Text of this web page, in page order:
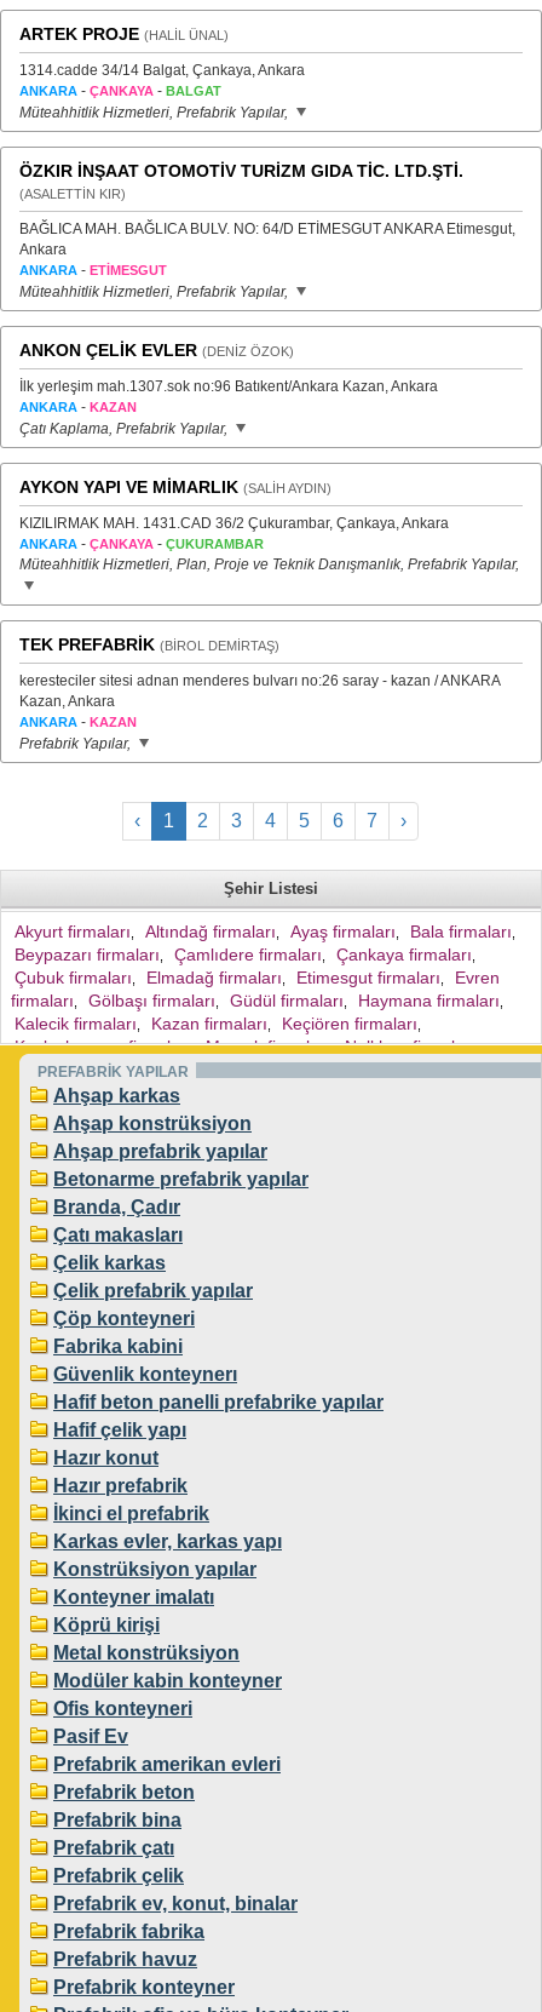
ARTEK PROJE (HALİL ÜNAL)
1314.cadde 34/14 Balgat, Çankaya, Ankara
ANKARA - ÇANKAYA - BALGAT
Müteahhitlik Hizmetleri, Prefabrik Yapılar,
ÖZKIR İNŞAAT OTOMOTİV TURİZM GIDA TİC. LTD.ŞTİ.
(ASALETTİN KIR)
BAĞLICA MAH. BAĞLICA BULV. NO: 64/D ETİMESGUT ANKARA Etimesgut,
Ankara
ANKARA - ETİMESGUT
Müteahhitlik Hizmetleri, Prefabrik Yapılar,
ANKON ÇELİK EVLER (DENİZ ÖZOK)
İlk yerleşim mah.1307.sok no:96 Batıkent/Ankara Kazan, Ankara
ANKARA - KAZAN
Çatı Kaplama, Prefabrik Yapılar,
AYKON YAPI VE MİMARLIK (SALİH AYDIN)
KIZILIRMAK MAH. 1431.CAD 36/2 Çukurambar, Çankaya, Ankara
ANKARA - ÇANKAYA - ÇUKURAMBAR
Müteahhitlik Hizmetleri, Plan, Proje ve Teknik Danışmanlık, Prefabrik Yapılar,
TEK PREFABRİK (BİROL DEMİRTAŞ)
keresteciler sitesi adnan menderes bulvarı no:26 saray - kazan / ANKARA
Kazan, Ankara
ANKARA - KAZAN
Prefabrik Yapılar,
‹ 1 2 3 4 5 6 7 ›
Şehir Listesi
Akyurt firmaları Altındağ firmaları Ayaş firmaları Bala firmaları
Beypazarı firmaları Çamlıdere firmaları Çankaya firmaları
Çubuk firmaları Elmadağ firmaları Etimesgut firmaları
Evren
firmaları
Gölbaşı firmaları Güdül firmaları Haymana firmaları
Kalecik firmaları Kazan firmaları Keçiören firmaları
Kızılcahamam firmaları, Mamak firmaları, Nallıhan firmaları,
Polatlı firmaları, Sincan firmaları
Yenimahalle firmaları,
PREFABRİK YAPILAR
Ahşap karkas
Ahşap konstrüksiyon
Ahşap prefabrik yapılar
Betonarme prefabrik yapılar
Branda, Çadır
Çatı makasları
Çelik karkas
Çelik prefabrik yapılar
Çöp konteyneri
Fabrika kabini
Güvenlik konteynerı
Hafif beton panelli prefabrike yapılar
Hafif çelik yapı
Hazır konut
Hazır prefabrik
İkinci el prefabrik
Karkas evler, karkas yapı
Konstrüksiyon yapılar
Konteyner imalatı
Köprü kirişi
Metal konstrüksiyon
Modüler kabin konteyner
Ofis konteyneri
Pasif Ev
Prefabrik amerikan evleri
Prefabrik beton
Prefabrik bina
Prefabrik çatı
Prefabrik çelik
Prefabrik ev, konut, binalar
Prefabrik fabrika
Prefabrik havuz
Prefabrik konteyner